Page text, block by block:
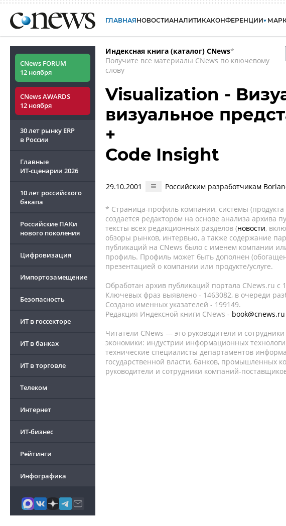
ГЛАВНАЯНОВОСТИАНАЛИТИКАКОНФЕРЕНЦИИ
CNews FORUM
12 ноября
CNews AWARDS
12 ноября
30 лет рынку ERP
в России
Главные
ИТ-сценарии 2026
10 лет российского
бэкапа
Российские ПАКи
нового поколения
Цифровизация
Импортозамещение
Безопасность
ИТ в госсекторе
ИТ в банках
ИТ в торговле
Телеком
Интернет
ИТ-бизнес
Рейтинги
Инфографика
Индексная книга (каталог) CNews*
Получите все материалы CNews по ключевому
слову
Visualization -
визуальное
+
Code Insight
29.10.2001 Российским разработчикам
* Страница-профиль компании, системы (продукта
создается редактором на основе анализа архива
тексты всех редакционных разделов (новости,
обзоры рынков, интервью, а также содержание
публикаций на CNews было с именем компании
профиль. Профиль может быть дополнен
презентацией о компании или продукте/услуге.
Обработан архив публикаций портала CNews.ru c
Ключевых фраз выявлено - 1463082, в очереди
Создано именных указателей - 199149.
Редакция Индексной книги CNews - book@cnews.ru
Читатели CNews — это руководители и
экономики: индустрии информационных
технические специалисты департаментов
государственной власти, банков, промышленных
руководители и сотрудники компаний-